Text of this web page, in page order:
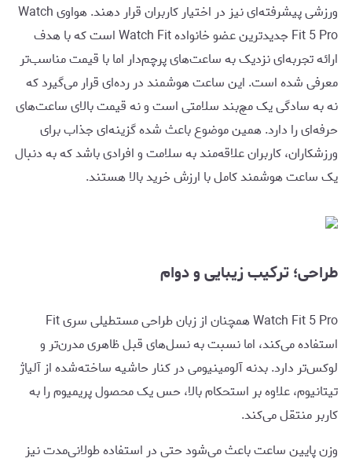
ورزشی پیشرفته‌ای نیز در اختیار کاربران قرار دهند. هواوی Watch
Fit 5 Pro جدیدترین عضو خانواده Watch Fit است که با هدف
ارائه تجربه‌ای نزدیک به ساعت‌های پرچم‌دار اما با قیمت مناسب‌تر
معرفی شده است. این ساعت هوشمند در رده‌ای قرار می‌گیرد که
نه به سادگی یک مچ‌بند سلامتی است و نه قیمت بالای ساعت‌های
حرفه‌ای را دارد. همین موضوع باعث شده گزینه‌ای جذاب برای
ورزشکاران، کاربران علاقه‌مند به سلامت و افرادی باشد که به دنبال
یک ساعت هوشمند کامل با ارزش خرید بالا هستند.
طراحی؛ ترکیب زیبایی و دوام
Watch Fit 5 Pro همچنان از زبان طراحی مستطیلی سری Fit
استفاده می‌کند، اما نسبت به نسل‌های قبل ظاهری مدرن‌تر و
لوکس‌تر دارد. بدنه آلومینیومی در کنار حاشیه ساخته‌شده از آلیاژ
تیتانیوم، علاوه بر استحکام بالا، حس یک محصول پریمیوم را به
کاربر منتقل می‌کند.
وزن پایین ساعت باعث می‌شود حتی در استفاده طولانی‌مدت نیز